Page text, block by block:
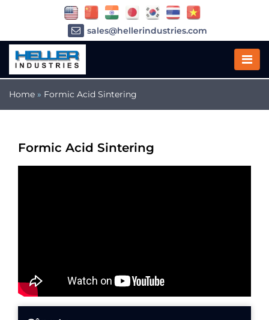
Home » Formic Acid Sintering
Formic Acid Sintering
sales@hellerindustries.com
service@hellerindustries.com